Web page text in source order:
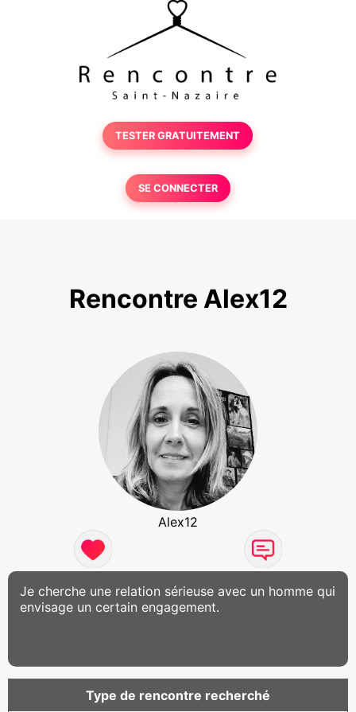
TESTER GRATUITEMENT
SE CONNECTER
Rencontre Alex12
Alex12
Je cherche une relation sérieuse avec un homme qui
envisage un certain engagement.
Type de rencontre recherché